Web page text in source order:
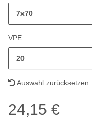
7x70
VPE
20
Auswahl zurücksetzen
24,15 €